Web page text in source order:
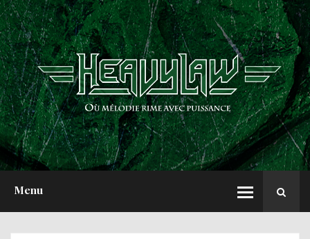
Menu
ACCUEIL
NEWS
CHRONIQUES
INTERVIEWS
REPORTS
A PROPOS